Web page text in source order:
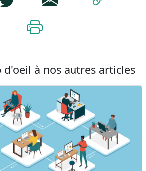
d'oeil à nos autres articles